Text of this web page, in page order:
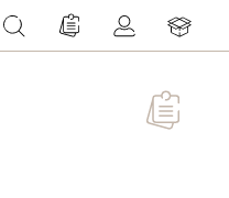
Du hast 0 Produkte